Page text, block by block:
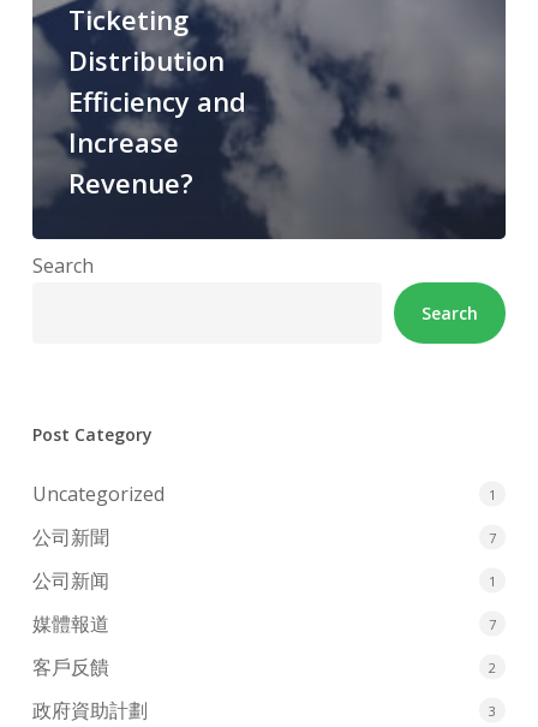
Ticketing
Distribution
Efficiency and
Increase
Revenue?
Search
Search
Post Category
Uncategorized 1
公司新聞 7
公司新闻 1
媒體報道 7
客戶反饋 2
政府資助計劃 3